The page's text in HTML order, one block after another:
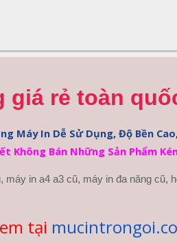
giá rẻ toàn
Không Bán Những Sản Phẩm
in a4 a3 cũ, máy in đa năng
tại